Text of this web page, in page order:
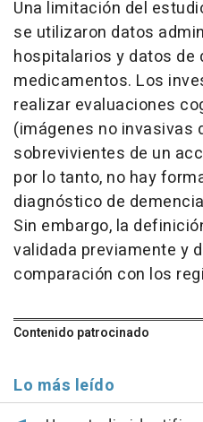
Una limitación del
se utilizaron datos
hospitalarios y datos de
medicamentos. Los
realizar evaluaciones
(imágenes no invasivas
sobrevivientes de un
por lo tanto, no hay
diagnóstico de
Sin embargo, la
validada previamente y
comparación con los
Contenido patrocinado
Lo más leído